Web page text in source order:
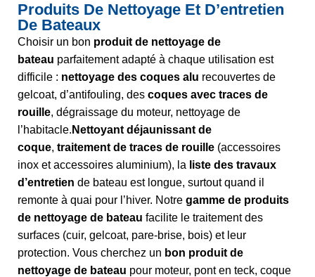
Produits De Nettoyage Et D’entretien
De Bateaux
Choisir un bon produit de nettoyage de
bateau parfaitement adapté à chaque utilisation est
difficile : nettoyage des coques alu recouvertes de
gelcoat, d’antifouling, des coques avec traces de
rouille, dégraissage du moteur, nettoyage de
l’habitacle. Nettoyant déjaunissant de
coque, traitement de traces de rouille (accessoires
inox et accessoires aluminium), la liste des travaux
d’entretien de bateau est longue, surtout quand il
remonte à quai pour l’hiver. Notre gamme de produits
de nettoyage de bateau facilite le traitement des
surfaces (cuir, gelcoat, pare-brise, bois) et leur
protection. Vous cherchez un bon produit de
nettoyage de bateau pour moteur, pont en teck, coque